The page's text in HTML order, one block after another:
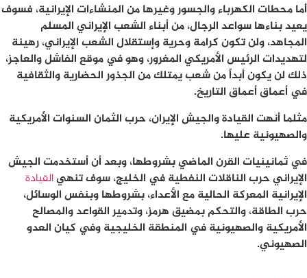
أما محطات الكهرباء والجسور وغيرها من المنشاءات الإيرانية، فسوف
يعيد بناءها سواعد الرجال، من أبناء الشعب الإيراني المسلم
المجاهد، ولن تكون كرامة وحرية وإستقلال الشعب الإيراني، رهينة
لتهديدات الرئيس الأمريكي المغرور، وهو في موقع الفاشل والعاجز،
ذلك لن يكون أبداً من شعب يمتلك من الجذور الحضارية والثقافية
في أعماق أعماق التاريخ.
مثلما أنهت القيادة والجيش الإيران، حرب الثمان السنوات الأمريكية
والصهيونية عليها.
في ثمانينيات القرن الماضي بشروطها، وبعد أن أستخدمت الجيش
الإيراني حرب الناقلات النفطية في الخليج، سوف تنهيالقيادة
الإيرانية المعركة الحالية مع الأعداء، بشروطها وبنفس الوسائل،
حرب الطاقة، والتحكم بمضيق هرمز، وتدمير القواعد والمصالح
الأمريكية والصهيونية في المنطقة الخليجية وفي كيان العدو
الصهيوني.